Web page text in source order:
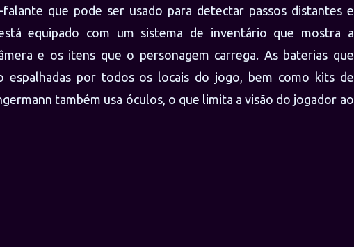
que pode ser usado para detectar passos distantes e
equipado com um sistema de inventário que mostra a
e os itens que o personagem carrega. As baterias que
espalhadas por todos os locais do jogo, bem como kits de
também usa óculos, o que limita a visão do jogador ao